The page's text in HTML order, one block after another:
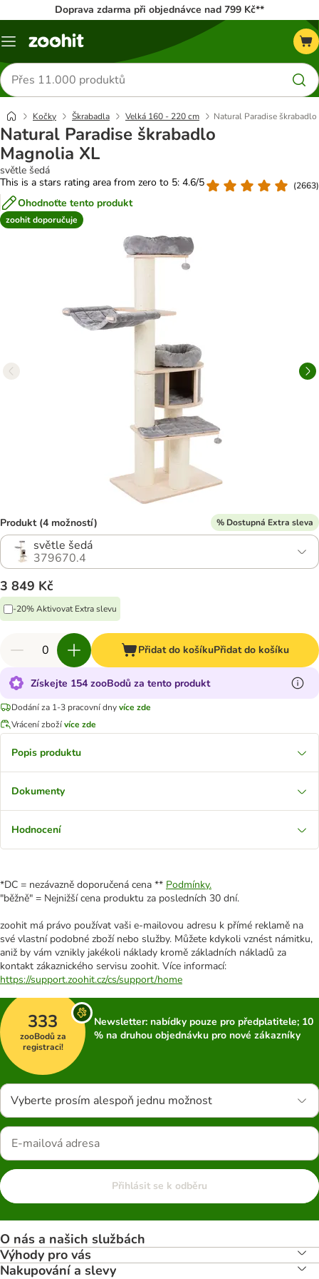
Doprava zdarma při objednávce nad 799 Kč**
Menu
Hledat
produkty
Kočky Škrabadla Velká 160 - 220 cm Natural Paradise
Natural Paradise škrabadlo
Magnolia XL
světle šedá
This is a stars rating area from zero to 5: 4.6/5
(2663)
Ohodnoťte tento produkt
zoohit doporučuje
Produkt (4 možností) % Dostupná Extra sleva
světle šedá
379670.4
3 849 Kč
-20% Aktivovat Extra slevu
Přidat do košíkuPřidat do košíku
Získejte 154 zooBodů za tento produkt
Dodání za 1-3 pracovní dnyvíce zde
Vrácení zbožívíce zde
Popis produktu
Dokumenty
Hodnocení
*DC = nezávazně doporučená cena ** Podmínky.
"běžně" = Nejnižší cena produktu za posledních 30 dní.
zoohit má právo používat vaši e-mailovou adresu k přímé reklamě na
své vlastní podobné zboží nebo služby. Můžete kdykoli vznést námitku,
aniž by vám vznikly jakékoli náklady kromě základních nákladů za
kontakt zákaznického servisu zoohit. Více informací:
https://support.zoohit.cz/cs/support/home
333
zooBodů za
registraci!
Newsletter: nabídky pouze pro předplatitele; 10
% na druhou objednávku pro nové zákazníky
Vyberte prosím alespoň jednu možnost
Přihlásit se k odběru
O nás a našich službách
Výhody pro vás
Nakupování a slevy